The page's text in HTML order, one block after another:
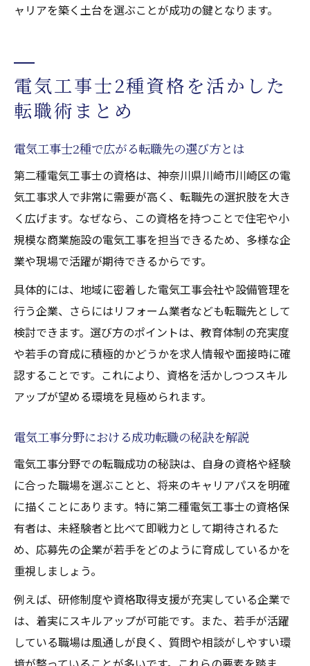
ャリアを築く土台を選ぶことが成功の鍵となります。
電気工事士2種資格を活かした
転職術まとめ
電気工事士2種で広がる転職先の選び方とは
第二種電気工事士の資格は、神奈川県川崎市川崎区の電
気工事求人で非常に需要が高く、転職先の選択肢を大き
く広げます。なぜなら、この資格を持つことで住宅や小
規模な商業施設の電気工事を担当できるため、多様な企
業や現場で活躍が期待できるからです。
具体的には、地域に密着した電気工事会社や設備管理を
行う企業、さらにはリフォーム業者なども転職先として
検討できます。選び方のポイントは、教育体制の充実度
や若手の育成に積極的かどうかを求人情報や面接時に確
認することです。これにより、資格を活かしつつスキル
アップが望める環境を見極められます。
電気工事分野における成功転職の秘訣を解説
電気工事分野での転職成功の秘訣は、自身の資格や経験
に合った職場を選ぶことと、将来のキャリアパスを明確
に描くことにあります。特に第二種電気工事士の資格保
有者は、未経験者と比べて即戦力として期待されるた
め、応募先の企業が若手をどのように育成しているかを
重視しましょう。
例えば、研修制度や資格取得支援が充実している企業で
は、着実にスキルアップが可能です。また、若手が活躍
している職場は風通しが良く、質問や相談がしやすい環